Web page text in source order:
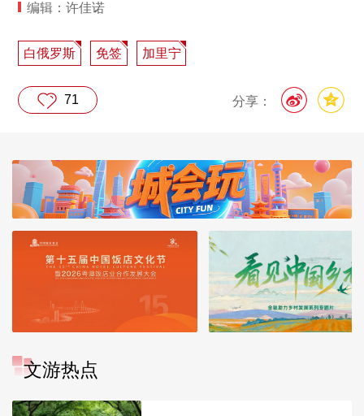
编辑：许佳诺
白俄罗斯 免签 加里宁
分享：
71
文游热点